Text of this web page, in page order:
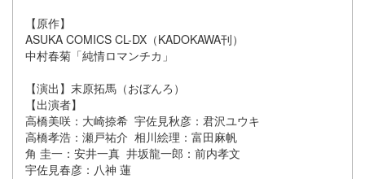
【原作】
ASUKA COMICS CL-DX（KADOKAWA刊）
中村春菊「純情ロマンチカ」
【演出】末原拓馬（おぼんろ）
【出演者】
高橋美咲：大崎捺希 宇佐見秋彦：君沢ユウキ
高橋孝浩：瀬戸祐介 相川絵理：富田麻帆
角 圭一：安井一真 井坂龍一郎：前内孝文
宇佐見春彦：八神 蓮